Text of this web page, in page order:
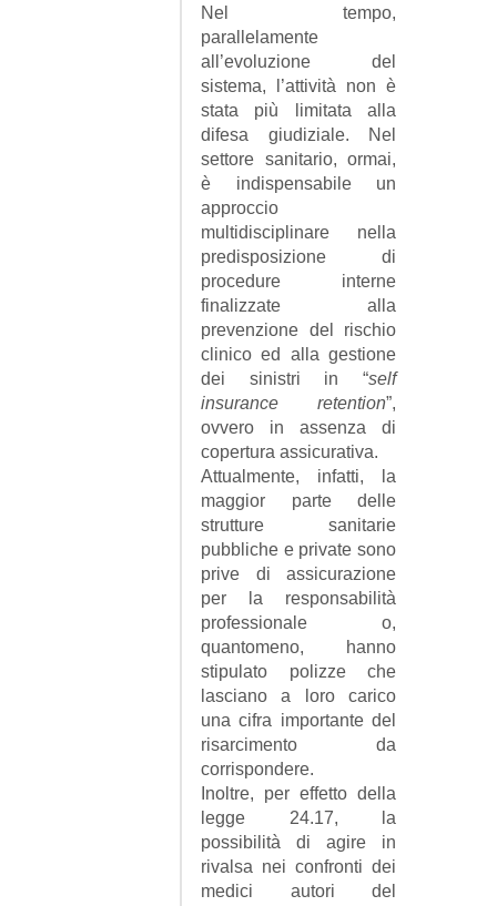
Nel tempo,
parallelamente
all’evoluzione del
sistema, l’attività non è
stata più limitata alla
difesa giudiziale. Nel
settore sanitario, ormai,
è indispensabile un
approccio
multidisciplinare nella
predisposizione di
procedure interne
finalizzate alla
prevenzione del rischio
clinico ed alla gestione
dei sinistri in “self
insurance retention”,
ovvero in assenza di
copertura assicurativa.
Attualmente, infatti, la
maggior parte delle
strutture sanitarie
pubbliche e private sono
prive di assicurazione
per la responsabilità
professionale o,
quantomeno, hanno
stipulato polizze che
lasciano a loro carico
una cifra importante del
risarcimento da
corrispondere.
Inoltre, per effetto della
legge 24.17, la
possibilità di agire in
rivalsa nei confronti dei
medici autori del